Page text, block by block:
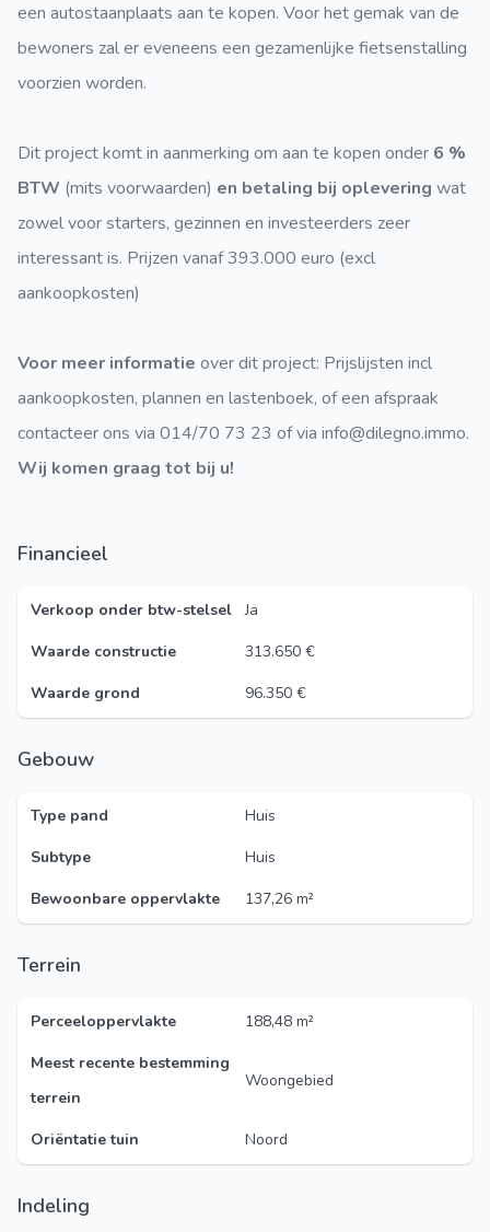
een autostaanplaats aan te kopen. Voor het gemak van de
bewoners zal er eveneens een gezamenlijke fietsenstalling
voorzien worden.
Dit project komt in aanmerking om aan te kopen onder 6 %
BTW (mits voorwaarden) en betaling bij oplevering wat
zowel voor starters, gezinnen en investeerders zeer
interessant is. Prijzen vanaf 393.000 euro (excl
aankoopkosten)
Voor meer informatie over dit project: Prijslijsten incl
aankoopkosten, plannen en lastenboek, of een afspraak
contacteer ons via 014/70 73 23 of via info@dilegno.immo.
Wij komen graag tot bij u!
Financieel
Verkoop onder btw-stelsel
Ja
Waarde constructie
313.650 €
Waarde grond
96.350 €
Gebouw
Type pand
Huis
Subtype
Huis
Bewoonbare oppervlakte
137,26 m²
Terrein
Perceeloppervlakte
188,48 m²
Meest recente bestemming
terrein
Woongebied
Oriëntatie tuin Noord
Indeling